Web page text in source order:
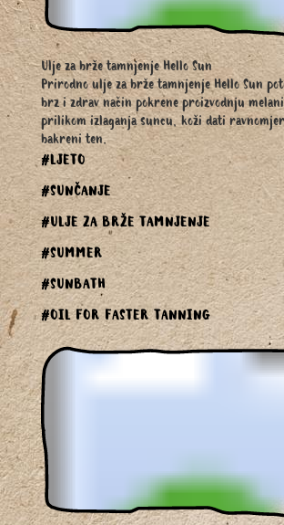
Ulje za brže tamnjenje Hello Sun
Prirodno ulje za brže tamnjenje Hello Sun
brz i zdrav način pokrene proizvodnju
prilikom izlaganja suncu, koži dati
bakreni ten.
#LJETO
#SUNČANJE
#ULJE ZA BRŽE TAMNJENJE
#SUMMER
#SUNBATH
#OIL FOR FASTER TANNING